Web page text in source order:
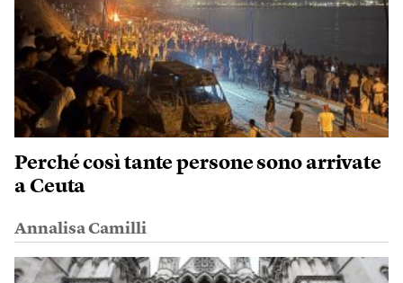
Perché così tante persone sono arrivate
a Ceuta
Annalisa Camilli